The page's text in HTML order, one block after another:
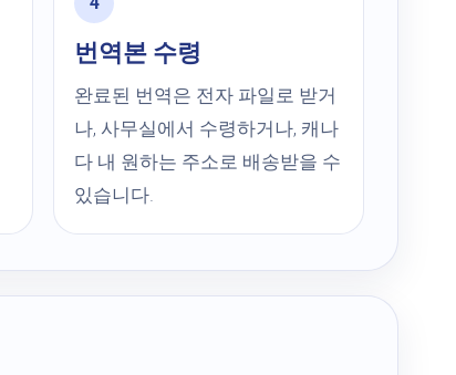
번역본 수령
완료된 번역은 전자 파일로 받거
나, 사무실에서 수령하거나, 캐나
다 내 원하는 주소로 배송받을 수
있습니다.